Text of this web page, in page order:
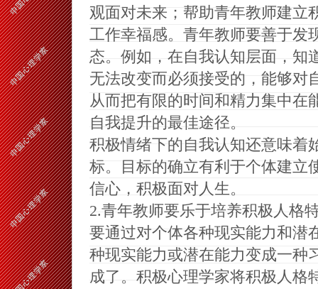
观面对未来；帮助青年教师建立
工作幸福感。青年教师要善于发
态。例如，在自我认知层面，知
无法改变而必须接受的，能够对
从而把有限的时间和精力集中在
自我提升的最佳途径。
积极情绪下的自我认知还意味着
标。目标的确立有利于个体建立
信心，积极面对人生。
2.青年教师要乐于培养积极人格
要通过对个体各种现实能力和潜
种现实能力或潜在能力变成一种
成了。积极心理学家将积极人格